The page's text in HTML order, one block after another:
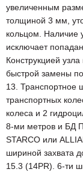
увеличенным
толщиной 3 мм,
кольцом. Наличие
исключает
Конструкцией
быстрой замены
13. Транспортное
транспортных
колеса и 2
8-ми метров и БД
STARCO или
шириной захвата
15.3 (14PR). 6-ти